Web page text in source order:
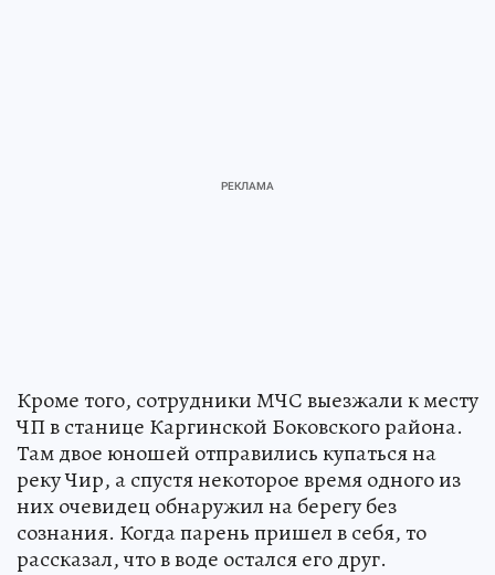
Кроме того, сотрудники МЧС выезжали к месту
ЧП в станице Каргинской Боковского района.
Там двое юношей отправились купаться на
реку Чир, а спустя некоторое время одного из
них очевидец обнаружил на берегу без
сознания. Когда парень пришел в себя, то
рассказал, что в воде остался его друг.